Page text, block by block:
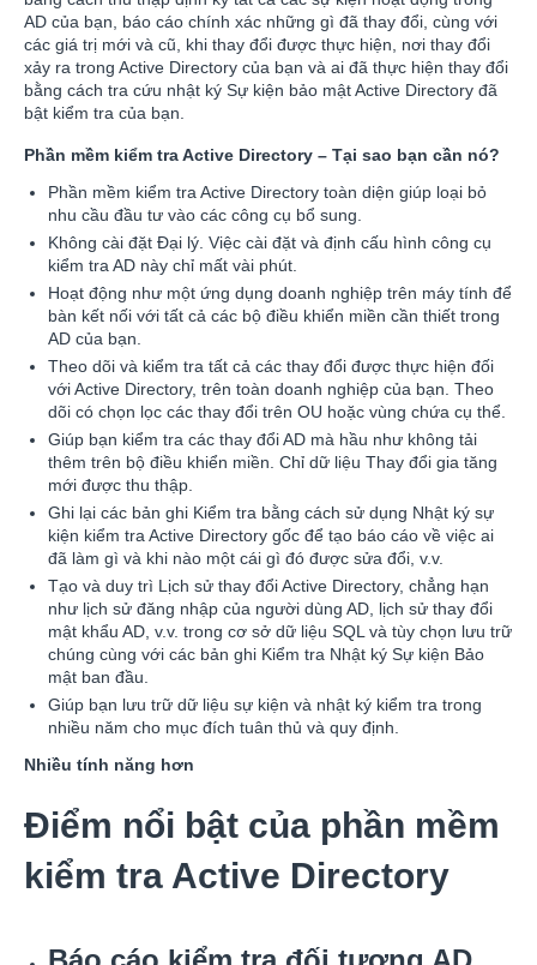
AD của bạn, báo cáo chính xác những gì đã thay đổi, cùng với
các giá trị mới và cũ, khi thay đổi được thực hiện, nơi thay đổi
xảy ra trong Active Directory của bạn và ai đã thực hiện thay đổi
bằng cách tra cứu nhật ký Sự kiện bảo mật Active Directory đã
bật kiểm tra của bạn.
Phần mềm kiểm tra Active Directory – Tại sao bạn cần nó?
Phần mềm kiểm tra Active Directory toàn diện giúp loại bỏ
nhu cầu đầu tư vào các công cụ bổ sung.
Không cài đặt Đại lý. Việc cài đặt và định cấu hình công cụ
kiểm tra AD này chỉ mất vài phút.
Hoạt động như một ứng dụng doanh nghiệp trên máy tính để
bàn kết nối với tất cả các bộ điều khiển miền cần thiết trong
AD của bạn.
Theo dõi và kiểm tra tất cả các thay đổi được thực hiện đối
với Active Directory, trên toàn doanh nghiệp của bạn. Theo
dõi có chọn lọc các thay đổi trên OU hoặc vùng chứa cụ thể.
Giúp bạn kiểm tra các thay đổi AD mà hầu như không tải
thêm trên bộ điều khiển miền. Chỉ dữ liệu Thay đổi gia tăng
mới được thu thập.
Ghi lại các bản ghi Kiểm tra bằng cách sử dụng Nhật ký sự
kiện kiểm tra Active Directory gốc để tạo báo cáo về việc ai
đã làm gì và khi nào một cái gì đó được sửa đổi, v.v.
Tạo và duy trì Lịch sử thay đổi Active Directory, chẳng hạn
như lịch sử đăng nhập của người dùng AD, lịch sử thay đổi
mật khẩu AD, v.v. trong cơ sở dữ liệu SQL và tùy chọn lưu trữ
chúng cùng với các bản ghi Kiểm tra Nhật ký Sự kiện Bảo
mật ban đầu.
Giúp bạn lưu trữ dữ liệu sự kiện và nhật ký kiểm tra trong
nhiều năm cho mục đích tuân thủ và quy định.
Nhiều tính năng hơn
Điểm nổi bật của phần mềm
kiểm tra Active Directory